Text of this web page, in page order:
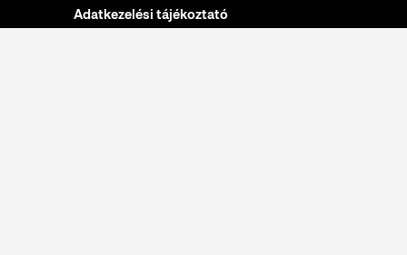
Adatkezelési tájékoztató